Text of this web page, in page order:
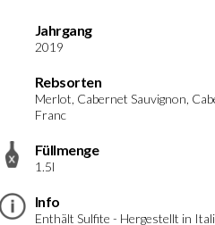
Jahrgang
2019
Rebsorten
Merlot, Cabernet Sauvignon,
Franc
Füllmenge
1.5l
Info
Enthält Sulfite - Hergestellt in